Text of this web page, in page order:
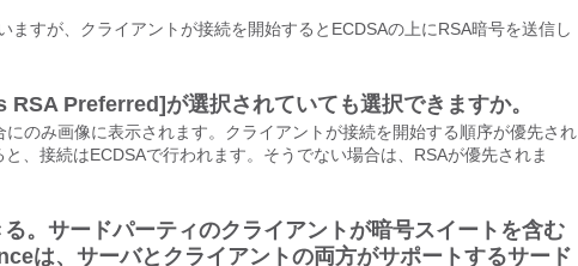
すが、クライアントが接続を開始するとECDSAの上にRSA暗号を送信し
Preferred]が選択されていても選択できますか。
のみ画像に表示されます。クライアントが接続を開始する順序が優先され
、接続はECDSAで行われます。そうでない場合は、RSAが優先されま
。サードパーティのクライアントが暗号スイートを含む
は、サーバとクライアントの両方がサポートするサード